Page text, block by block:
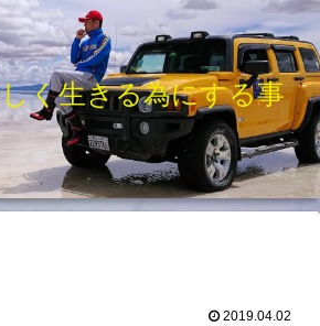
く生きる為にする事
2019.04.02